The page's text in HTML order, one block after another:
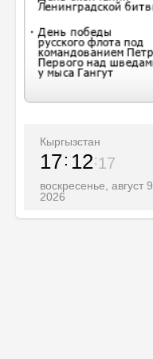
Кыргызстан
17 12 18
воскресенье, август 9,
2026